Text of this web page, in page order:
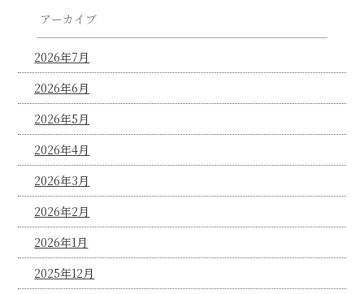
アーカイブ
2026年7月
2026年6月
2026年5月
2026年4月
2026年3月
2026年2月
2026年1月
2025年12月